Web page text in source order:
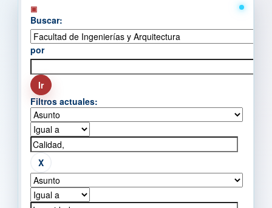
Buscar:
por
Filtros actuales: